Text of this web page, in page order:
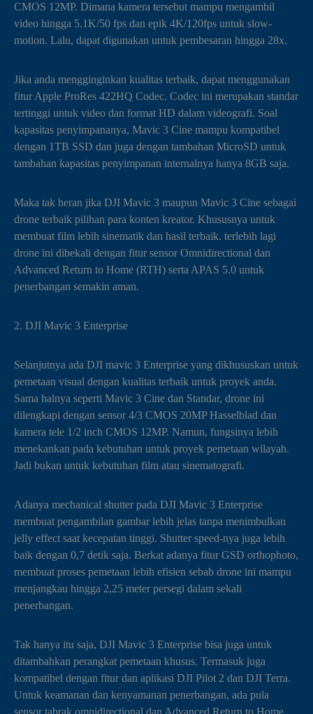
CMOS 12MP. Dimana kamera tersebut mampu mengambil
video hingga 5.1K/50 fps dan epik 4K/120fps untuk slow-
motion. Lalu, dapat digunakan untuk pembesaran hingga 28x.
Jika anda mengginginkan kualitas terbaik, dapat menggunakan
fitur Apple ProRes 422HQ Codec. Codec ini merupakan standar
tertinggi untuk video dan format HD dalam videografi. Soal
kapasitas penyimpananya, Mavic 3 Cine mampu kompatibel
dengan 1TB SSD dan juga dengan tambahan MicroSD untuk
tambahan kapasitas penyimpanan internalnya hanya 8GB saja.
Maka tak heran jika DJI Mavic 3 maupun Mavic 3 Cine sebagai
drone terbaik pilihan para konten kreator. Khususnya untuk
membuat film lebih sinematik dan hasil terbaik. terlebih lagi
drone ini dibekali dengan fitur sensor Omnidirectional dan
Advanced Return to Home (RTH) serta APAS 5.0 untuk
penerbangan semakin aman.
2. DJI Mavic 3 Enterprise
Selanjutnya ada DJI mavic 3 Enterprise yang dikhususkan untuk
pemetaan visual dengan kualitas terbaik untuk proyek anda.
Sama halnya seperti Mavic 3 Cine dan Standar, drone ini
dilengkapi dengan sensor 4/3 CMOS 20MP Hasselblad dan
kamera tele 1/2 inch CMOS 12MP. Namun, fungsinya lebih
menekankan pada kebutuhan untuk proyek pemetaan wilayah.
Jadi bukan untuk kebutuhan film atau sinematografi.
Adanya mechanical shutter pada DJI Mavic 3 Enterprise
membuat pengambilan gambar lebih jelas tanpa menimbulkan
jelly effect saat kecepatan tinggi. Shutter speed-nya juga lebih
baik dengan 0,7 detik saja. Berkat adanya fitur GSD orthophoto,
membuat proses pemetaan lebih efisien sebab drone ini mampu
menjangkau hingga 2,25 meter persegi dalam sekali
penerbangan.
Tak hanya itu saja, DJI Mavic 3 Enterprise bisa juga untuk
ditambahkan perangkat pemetaan khusus. Termasuk juga
kompatibel dengan fitur dan aplikasi DJI Pilot 2 dan DJI Terra.
Untuk keamanan dan kenyamanan penerbangan, ada pula
sensor tabrak omnidirectional dan Advanced Return to Home